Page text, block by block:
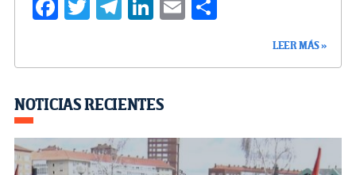
Fa
o
k
T
Te
m
Li
n
E
tir
LEER MÁS »
NOTICIAS RECIENTES